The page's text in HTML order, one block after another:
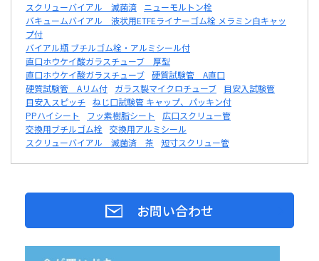
スクリューバイアル 滅菌済
ニューモルトン栓
バキュームバイアル 液状用ETFEライナーゴム栓 メラミン白キャッ
プ付
バイアル瓶 ブチルゴム栓・アルミシール付
直口ホウケイ酸ガラスチューブ 厚型
直口ホウケイ酸ガラスチューブ 硬質試験管 A直口
硬質試験管 Aリム付
ガラス製マイクロチューブ
目安入試験管
目安入スピッチ ねじ口試験管 キャップ、パッキン付
PPハイシート
フッ素樹脂シート
広口スクリュー管
交換用ブチルゴム栓 交換用アルミシール
スクリューバイアル 滅菌済 茶
短寸スクリュー管
お問い合わせ